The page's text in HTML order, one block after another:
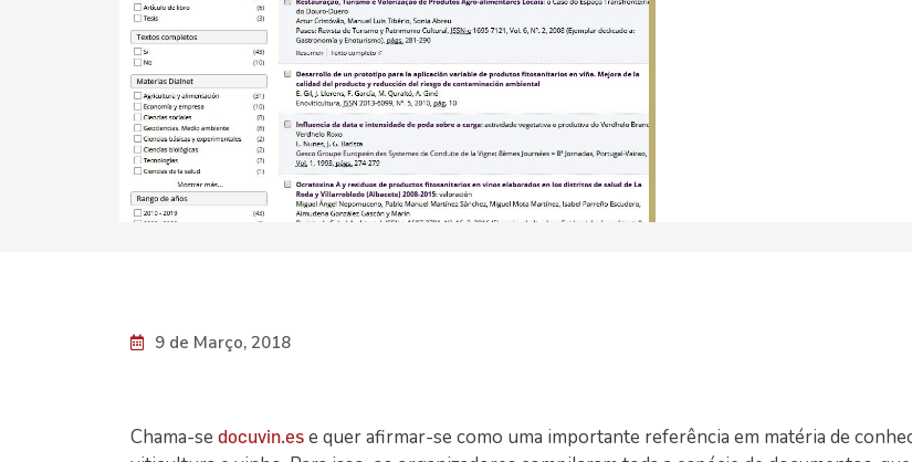
9 de Março, 2018
Chama-se docuvin.ese quer afirmar-se como uma importante referência em matéria de